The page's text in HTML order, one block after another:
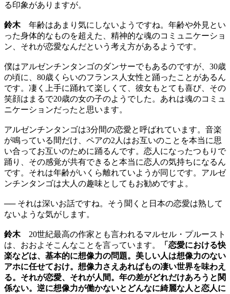
る印象がありますが。
鈴木年齢はあまり気にしないようですね。年齢や外見とい
った身体的なものを超えた、精神的な魂のコミュニケーショ
ン、それが恋愛なんだという考え方があるようです。
僕はアルゼンチンタンゴのダンサーでもあるのですが、30歳
の頃に、80歳くらいのフランス人女性と踊ったことがあるん
です。凄く上手に踊れて楽しくて、彼女もとても喜び、その
笑顔はまるで20歳の女の子のようでした。あれは魂のコミュ
ニケーションだったと思います。
アルゼンチンタンゴは3分間の恋愛と呼ばれています。音楽
が鳴っている間だけ、ペアの2人はお互いのことを本当に思
い合ってお互いのために踊るんです。恋人になったつもりで
踊り、その感覚が共有できると本当に恋人の気持ちになるん
です。それは年齢がいくら離れていようが同じです。アルゼ
ンチンタンゴは大人の趣味としてもお勧めですよ。
── それは深いお話ですね。そう聞くと日本の恋愛は熟して
ないような気がします。
鈴木20世紀最高の作家とも言われるマルセル・プルースト
は、おおよそこんなことを言っています。
「恋愛における快
楽などは、基本的に想像力の問題。美しい人は想像力のない
アホに任せておけ。想像力さえあればもの凄い世界を味わえ
る。それが恋愛、それが人間。年の差がどれだけあろうと関
係ない。逆に想像力が働かないとどんなに綺麗な人と恋人に